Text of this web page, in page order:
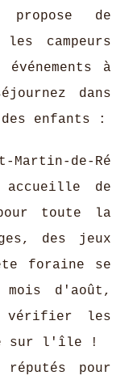
de
campeurs
à
dans
enfants :
de-Ré
accueille de
toute la
des jeux
foraine se
mois d'août,
vérifier les
sur l'île !
réputés pour